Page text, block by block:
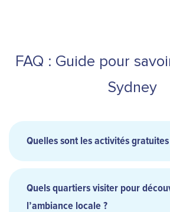
FAQ : Guide pour
Sydney
Quelles sont les activités gratuites
Quels quartiers visiter pour
l’ambiance locale ?